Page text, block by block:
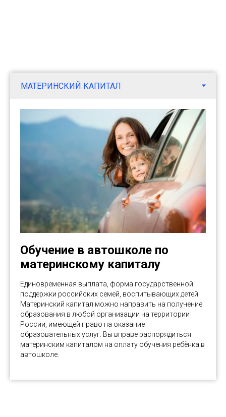
Обучение в автошколе по
материнскому капиталу
Единовременная выплата, форма государственной
поддержки российских семей, воспитывающих детей.
Материнский капитал можно направить на получение
образования в любой организации на территории
России, имеющей право на оказание
образовательных услуг. Вы вправе распорядиться
материнским капиталом на оплату обучения ребёнка в
автошколе.